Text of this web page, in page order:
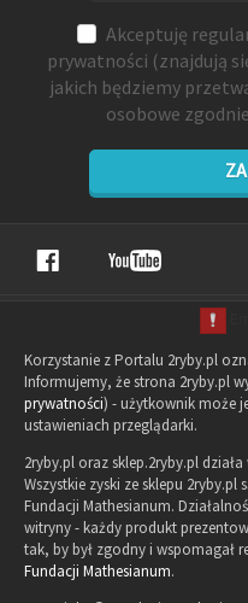
Akceptuję
prywatności (znajdują
jakich będziemy
osobowe
Korzystanie z Portalu 2ryby.pl
Informujemy, że strona 2ryby.pl
prywatności) - użytkownik może
ustawieniach przeglądarki.
2ryby.pl oraz sklep.2ryby.pl
Wszystkie zyski ze sklepu
Fundacji Mathesianum.
witryny - każdy produkt
tak, by był zgodny i wspomagał
Fundacji Mathesianum.